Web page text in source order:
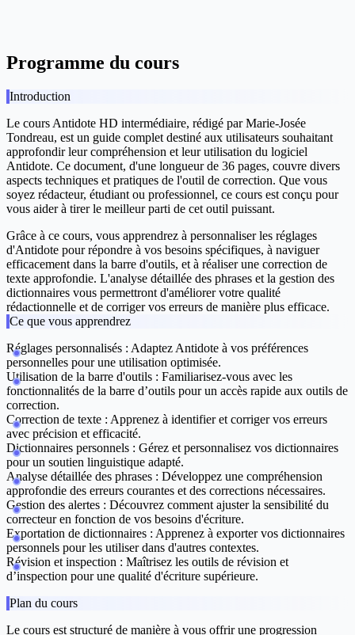
Programme du cours
Introduction
Le cours Antidote HD intermédiaire, rédigé parMarie-Josée
Tondreau, est un guide complet destiné aux utilisateurs souhaitant
approfondir leur compréhension et leur utilisation du logiciel
Antidote. Ce document, d'une longueur de 36 pages, couvre divers
aspects techniques et pratiques de l'outil de correction. Que vous
soyez rédacteur, étudiant ou professionnel, ce cours est conçu pour
vous aider à tirer le meilleur parti de cet outil puissant.
Grâce à ce cours, vous apprendrez à personnaliser les réglages
d'Antidote pour répondre à vos besoins spécifiques, à naviguer
efficacement dans la barre d'outils, et à réaliser une correction de
texte approfondie. L'analyse détaillée des phrases et la gestion des
dictionnaires vous permettront d'améliorer votre qualité
rédactionnelle et de corriger vos erreurs de manière plus efficace.
Ce que vous apprendrez
Réglages personnalisés : Adaptez Antidote à vos préférences
personnelles pour une utilisation optimisée.
Utilisation de la barre d'outils : Familiarisez-vous avec les
fonctionnalités de la barre d’outils pour un accès rapide aux outils de
correction.
Correction de texte : Apprenez à identifier et corriger vos erreurs
avec précision et efficacité.
Dictionnaires personnels : Gérez et personnalisez vos dictionnaires
pour un soutien linguistique adapté.
Analyse détaillée des phrases : Développez une compréhension
approfondie des erreurs courantes et des corrections nécessaires.
Gestion des alertes : Découvrez comment ajuster la sensibilité du
correcteur en fonction de vos besoins d'écriture.
Exportation de dictionnaires : Apprenez à exporter vos dictionnaires
personnels pour les utiliser dans d'autres contextes.
Révision et inspection : Maîtrisez les outils de révision et
d’inspection pour une qualité d'écriture supérieure.
Plan du cours
Le cours est structuré de manière à vous offrir une progression